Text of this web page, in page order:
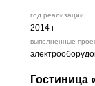
Гостиница
2014 г
год реализации:
выполненные